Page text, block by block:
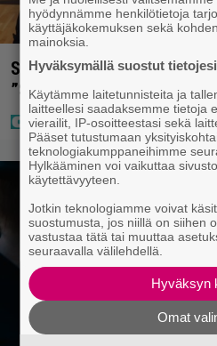
Sara ja Mikko Parikka
”Seuraavaan kotiin
hyödynnämme henkilötietoja
käyttäjäkokemuksen sekä
mainoksia.
Hyväksymällä suostut
Käytämme laitetunnisteita ja
laitteellesi saadaksemme tietoja
vierailit, IP-osoitteestasi sekä
Pääset tutustumaan
teknologiakumppaneihimme
Hylkääminen voi vaikuttaa
käytettävyyteen.
Jotkin teknologiamme voivat
suostumusta, jos niillä on siihen
vastustaa tätä tai muuttaa
seuraavalla välilehdellä.
Hyväksyn
Omat